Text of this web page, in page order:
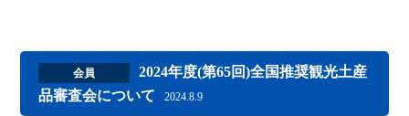
会員
2024年度(第65回)全国推奨観光土産
品審査会について
2024.8.9